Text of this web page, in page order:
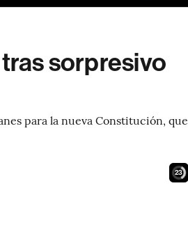
sorpresivo
para la nueva Constitución, que
22